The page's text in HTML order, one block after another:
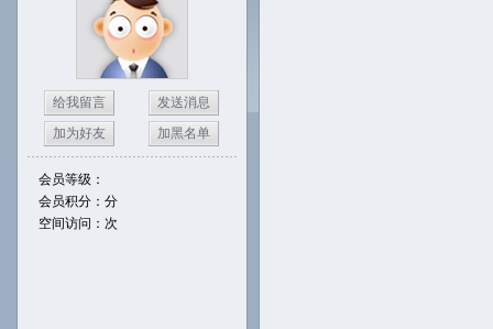
给我留言
发送消息
加为好友
加黑名单
会员等级：
会员积分：分
空间访问：次